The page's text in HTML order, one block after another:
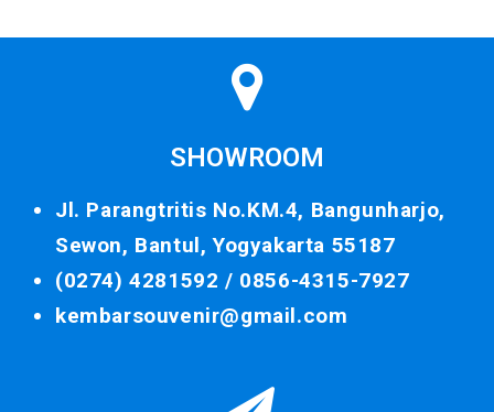
SHOWROOM
Jl. Parangtritis No.KM.4, Bangunharjo,
Sewon, Bantul, Yogyakarta 55187
(0274) 4281592 / 0856-4315-7927
kembarsouvenir@gmail.com